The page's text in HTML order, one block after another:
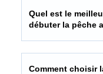
Quel est le
débuter la pêche
Comment choisir